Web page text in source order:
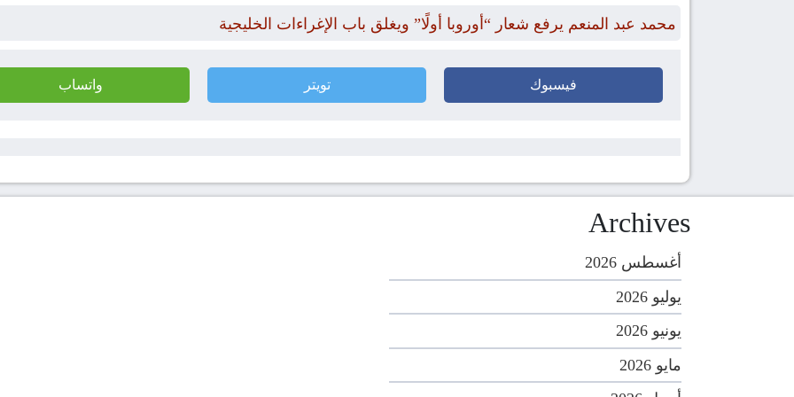
محمد عبد المنعم يرفع شعار “أوروبا أولًا” ويغلق باب الإغراءات الخليجية
فيسبوك تويتر واتساب
Archives
أغسطس 2026
يوليو 2026
يونيو 2026
مايو 2026